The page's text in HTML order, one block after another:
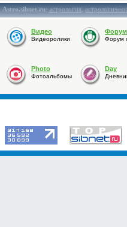
Astro.sibnet.ru:астрология,
Видео
Видеоролики
Форум
Форум
Photo
Фотоальбомы
Day